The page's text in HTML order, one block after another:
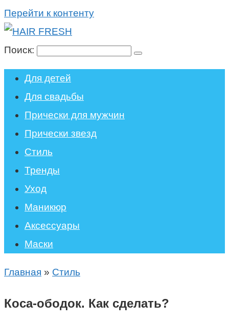
Перейти к контенту
Поиск:
Для детей
Для свадьбы
Прически для мужчин
Прически звезд
Стиль
Тренды
Уход
Маникюр
Аксессуары
Маски
Главная » Стиль
Коса-ободок. Как сделать?